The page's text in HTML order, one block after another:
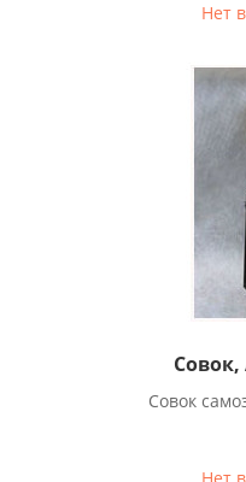
Нет
Совок